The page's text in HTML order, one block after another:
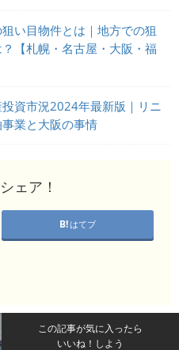
い目物件とは｜地方での狙
【札幌・名古屋・大阪・福
資市況2024年最新版｜リニ
業と大阪の事情
ェア！
はてブ
この記事が気に入ったら
いいね！しよう